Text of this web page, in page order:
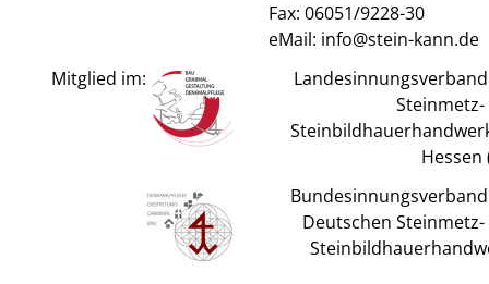
Fax: 06051/9228-30
eMail: info@stein-kann.de
Mitglied im:
Hessen
Deutschen